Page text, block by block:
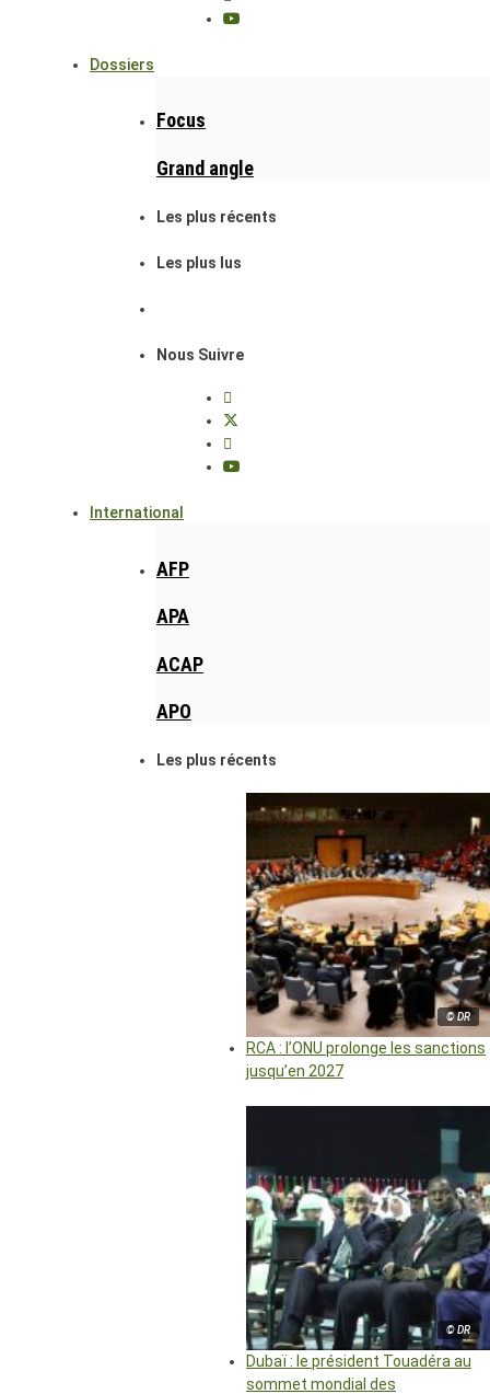
Dossiers
Focus
Grand angle
Les plus récents
Les plus lus
Nous Suivre
International
AFP
APA
ACAP
APO
Les plus récents
© DR
RCA : l’ONU prolonge les sanctions
jusqu’en 2027
© DR
Dubaï : le président Touadéra au
sommet mondial des